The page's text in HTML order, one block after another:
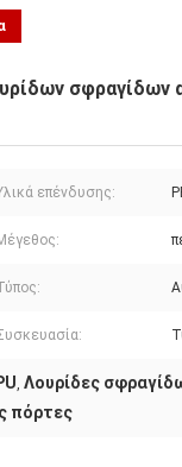
σφραγίδων
επένδυσης:
, Λουρίδες
πόρτες